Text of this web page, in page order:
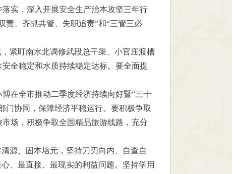
实，深入开展安全生产治本攻坚三年行
责、齐抓共管、失职追责”和“三管三必
紧盯南水北调修武段总干渠、小官庄渡槽
全稳定和水质持续稳定达标。要全面提
在全市推动二季度经济持续向好暨“三十
门协同，保障经济平稳运行。要积极争取
场，积极争取全国精品旅游线路，充分
源、固本培元，坚持刀刃向内、自查自
、最直接、最现实的利益问题。坚持学用